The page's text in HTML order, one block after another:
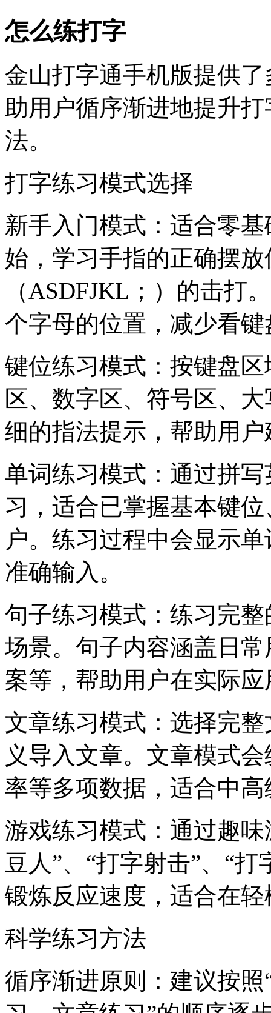
怎么练打字
金山打字通手机版提供
助用户循序渐进地提升
法。
打字练习模式选择
新手入门模式：适合零
始，学习手指的正确摆
（ASDFJKL；）的击打
个字母的位置，减少看
键位练习模式：按键盘
区、数字区、符号区、
细的指法提示，帮助用
单词练习模式：通过拼
习，适合已掌握基本键
户。练习过程中会显示
准确输入。
句子练习模式：练习完
场景。句子内容涵盖日
案等，帮助用户在实际
文章练习模式：选择完
义导入文章。文章模式
率等多项数据，适合中
游戏练习模式：通过趣
豆人”、“打字射击”、“
锻炼反应速度，适合在
科学练习方法
循序渐进原则：建议按